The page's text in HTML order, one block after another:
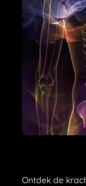
Ontdek de